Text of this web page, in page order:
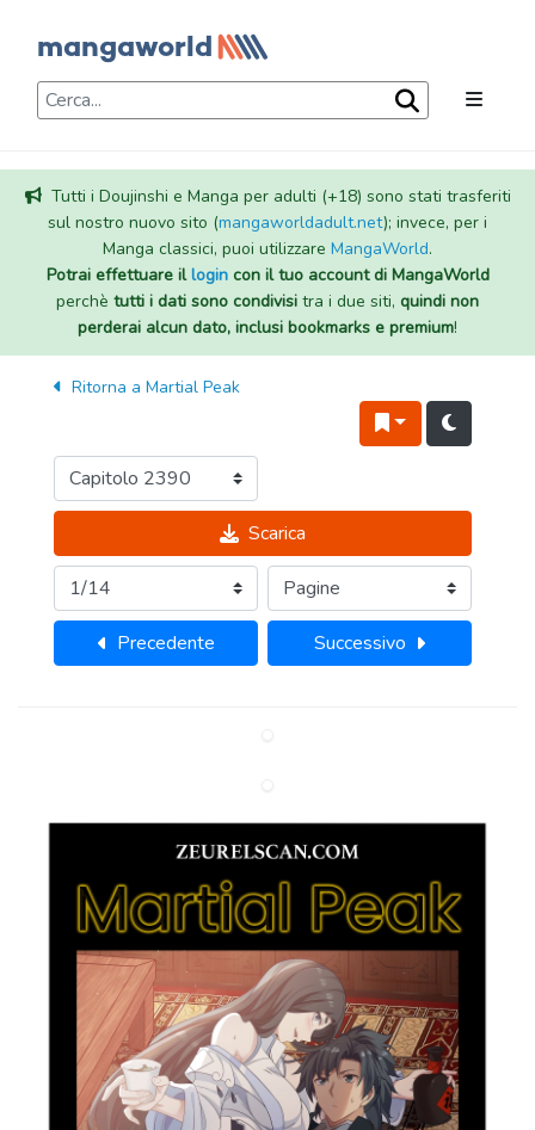
Tutti i Doujinshi e Manga per adulti (+18) sono stati trasferiti
sul nostro nuovo sito (mangaworldadult.net); invece, per i
Manga classici, puoi utilizzare MangaWorld.
Potrai effettuare illogincon il tuo account di MangaWorld
perchè tutti i dati sono condivisi tra i due siti, quindi non
perderai alcun dato, inclusi bookmarks e premium!
Ritorna a Martial Peak
Scarica
Precedente Successivo